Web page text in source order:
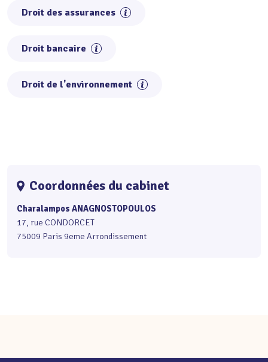
Droit des assurances
Droit bancaire
Droit de l'environnement
Coordonnées du cabinet
Charalampos ANAGNOSTOPOULOS
17, rue CONDORCET
75009 Paris 9eme Arrondissement